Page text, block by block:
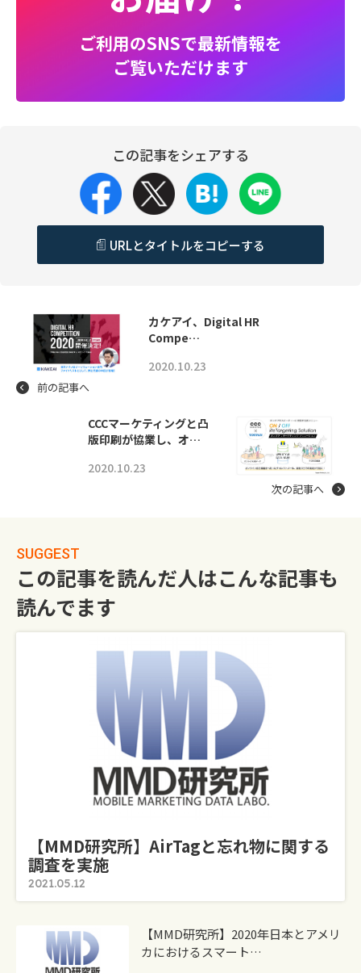
ご利用のSNSで最新情報を
ご覧いただけます
この記事をシェアする
URLとタイトルをコピーする
カケアイ、Digital HR
Compe…
2020.10.23
前の記事へ
CCCマーケティングと凸
版印刷が協業し、オ…
2020.10.23
次の記事へ
SUGGEST
この記事を読んだ人はこんな記事も
読んでます
【MMD研究所】AirTagと忘れ物に関する
調査を実施
2021.05.12
【MMD研究所】2020年日本とアメリ
カにおけるスマート…